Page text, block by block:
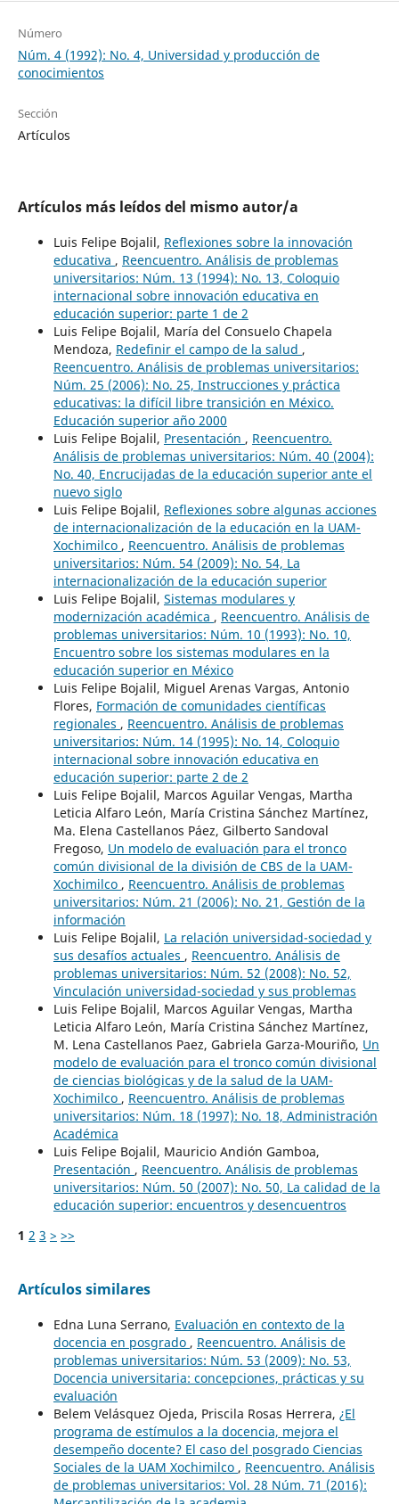
Número
Núm. 4 (1992): No. 4, Universidad y producción de
conocimientos
Sección
Artículos
Artículos más leídos del mismo autor/a
Luis Felipe Bojalil, Reflexiones sobre la innovación
educativa , Reencuentro. Análisis de problemas
universitarios: Núm. 13 (1994): No. 13, Coloquio
internacional sobre innovación educativa en
educación superior: parte 1 de 2
Luis Felipe Bojalil, María del Consuelo Chapela
Mendoza, Redefinir el campo de la salud ,
Reencuentro. Análisis de problemas universitarios:
Núm. 25 (2006): No. 25, Instrucciones y práctica
educativas: la difícil libre transición en México.
Educación superior año 2000
Luis Felipe Bojalil, Presentación , Reencuentro.
Análisis de problemas universitarios: Núm. 40 (2004):
No. 40, Encrucijadas de la educación superior ante el
nuevo siglo
Luis Felipe Bojalil, Reflexiones sobre algunas acciones
de internacionalización de la educación en la UAM-
Xochimilco , Reencuentro. Análisis de problemas
universitarios: Núm. 54 (2009): No. 54, La
internacionalización de la educación superior
Luis Felipe Bojalil, Sistemas modulares y
modernización académica , Reencuentro. Análisis de
problemas universitarios: Núm. 10 (1993): No. 10,
Encuentro sobre los sistemas modulares en la
educación superior en México
Luis Felipe Bojalil, Miguel Arenas Vargas, Antonio
Flores, Formación de comunidades científicas
regionales , Reencuentro. Análisis de problemas
universitarios: Núm. 14 (1995): No. 14, Coloquio
internacional sobre innovación educativa en
educación superior: parte 2 de 2
Luis Felipe Bojalil, Marcos Aguilar Vengas, Martha
Leticia Alfaro León, María Cristina Sánchez Martínez,
Ma. Elena Castellanos Páez, Gilberto Sandoval
Fregoso, Un modelo de evaluación para el tronco
común divisional de la división de CBS de la UAM-
Xochimilco , Reencuentro. Análisis de problemas
universitarios: Núm. 21 (2006): No. 21, Gestión de la
información
Luis Felipe Bojalil, La relación universidad-sociedad y
sus desafíos actuales , Reencuentro. Análisis de
problemas universitarios: Núm. 52 (2008): No. 52,
Vinculación universidad-sociedad y sus problemas
Luis Felipe Bojalil, Marcos Aguilar Vengas, Martha
Leticia Alfaro León, María Cristina Sánchez Martínez,
M. Lena Castellanos Paez, Gabriela Garza-Mouriño, Un
modelo de evaluación para el tronco común divisional
de ciencias biológicas y de la salud de la UAM-
Xochimilco , Reencuentro. Análisis de problemas
universitarios: Núm. 18 (1997): No. 18, Administración
Académica
Luis Felipe Bojalil, Mauricio Andión Gamboa,
Presentación , Reencuentro. Análisis de problemas
universitarios: Núm. 50 (2007): No. 50, La calidad de la
educación superior: encuentros y desencuentros
1 2 3 > >>
Artículos similares
Edna Luna Serrano, Evaluación en contexto de la
docencia en posgrado , Reencuentro. Análisis de
problemas universitarios: Núm. 53 (2009): No. 53,
Docencia universitaria: concepciones, prácticas y su
evaluación
Belem Velásquez Ojeda, Priscila Rosas Herrera, ¿El
programa de estímulos a la docencia, mejora el
desempeño docente? El caso del posgrado Ciencias
Sociales de la UAM Xochimilco , Reencuentro. Análisis
de problemas universitarios: Vol. 28 Núm. 71 (2016):